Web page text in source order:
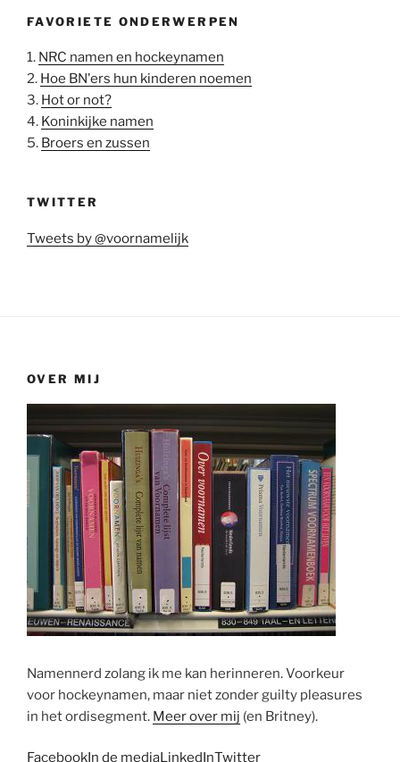
FAVORIETE ONDERWERPEN
1. NRC namen en hockeynamen
2. Hoe BN'ers hun kinderen noemen
3. Hot or not?
4. Koninkijke namen
5. Broers en zussen
TWITTER
Tweets by @voornamelijk
OVER MIJ
Namennerd zolang ik me kan herinneren. Voorkeur
voor hockeynamen, maar niet zonder guilty pleasures
in het ordisegment. Meer over mij (en Britney).
FacebookIn de mediaLinkedInTwitter